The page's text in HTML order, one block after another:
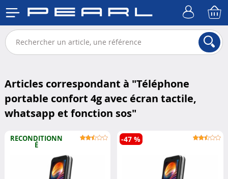
Articles correspondant à "Téléphone
portable confort 4g avec écran tactile,
whatsapp et fonction sos"
RECONDITIONN
É
-47 %